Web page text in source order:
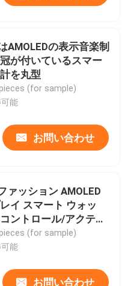
計
AMOLEDの表示音楽制
が付いているスマー
を丸型
(for sample)
能
お問い合わせ
ァッション AMOLED
イ スマート ウォッ
ントロール/アクティ
ラッカー付き
(for sample)
能
お問い合わせ